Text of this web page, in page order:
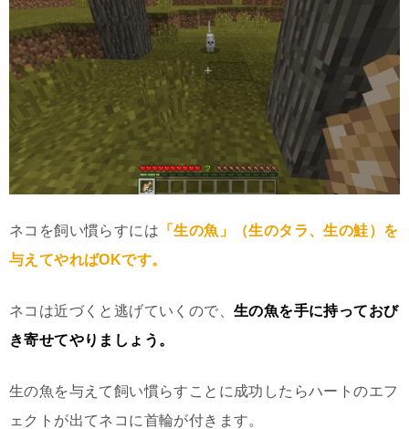
ネコを飼い慣らすには 「生の魚」（生のタラ、生の鮭）を
与えてやればOKです。
ネコは近づくと逃げていくので、 生の魚を手に持っておび
き寄せてやりましょう。
生の魚を与えて飼い慣らすことに成功したらハートのエフ
ェクトが出てネコに首輪が付きます。